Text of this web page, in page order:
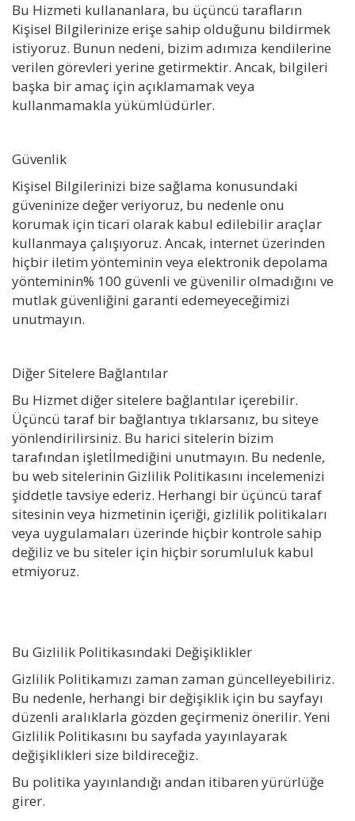
Bu Hizmeti kullananlara, bu üçüncü tarafların
Kişisel Bilgilerinize erişe sahip olduğunu bildirmek
istiyoruz. Bunun nedeni, bizim adımıza kendilerine
verilen görevleri yerine getirmektir. Ancak, bilgileri
başka bir amaç için açıklamamak veya
kullanmamakla yükümlüdürler.
Güvenlik
Kişisel Bilgilerinizi bize sağlama konusundaki
güveninize değer veriyoruz, bu nedenle onu
korumak için ticari olarak kabul edilebilir araçlar
kullanmaya çalışıyoruz. Ancak, internet üzerinden
hiçbir iletim yönteminin veya elektronik depolama
yönteminin% 100 güvenli ve güvenilir olmadığını ve
mutlak güvenliğini garanti edemeyeceğimizi
unutmayın.
Diğer Sitelere Bağlantılar
Bu Hizmet diğer sitelere bağlantılar içerebilir.
Üçüncü taraf bir bağlantıya tıklarsanız, bu siteye
yönlendirilirsiniz. Bu harici sitelerin bizim
tarafından işletİlmediğini unutmayın. Bu nedenle,
bu web sitelerinin Gizlilik Politikasını incelemenizi
şiddetle tavsiye ederiz. Herhangi bir üçüncü taraf
sitesinin veya hizmetinin içeriği, gizlilik politikaları
veya uygulamaları üzerinde hiçbir kontrole sahip
değiliz ve bu siteler için hiçbir sorumluluk kabul
etmiyoruz.
Bu Gizlilik Politikasındaki Değişiklikler
Gizlilik Politikamızı zaman zaman güncelleyebiliriz.
Bu nedenle, herhangi bir değişiklik için bu sayfayı
düzenli aralıklarla gözden geçirmeniz önerilir. Yeni
Gizlilik Politikasını bu sayfada yayınlayarak
değişiklikleri size bildireceğiz.
Bu politika yayınlandığı andan itibaren yürürlüğe
girer.